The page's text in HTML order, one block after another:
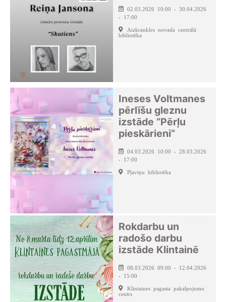
02.03.2026 10:00 - 30.04.2026
- 17:00
Aizkraukles novada centrālā
bibliotēka
Ineses Voltmanes
pērlīšu gleznu
izstāde “Pērļu
pieskārieni”
04.03.2026 10:00 - 28.03.2026
- 17:00
Pļaviņu bibliotēka
Rokdarbu un
radošo darbu
izstāde Klintainē
08.03.2026 09:00 - 12.04.2026
- 15:00
Klintaines pagasta pakalpojumu
centrs